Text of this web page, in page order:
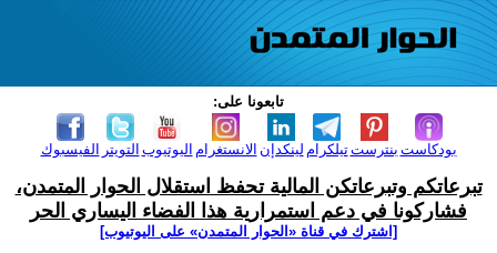
تابعونا على:
الفيسبوك التويتر اليوتيوب الانستغرام لينكدإن تيلكرامبنترست بودكاست
تبرعاتكم وتبرعاتكن المالية تحفظ استقلال الحوار المتمدن،
فشاركونا في دعم استمرارية هذا الفضاء اليساري الحر
[اشترك في قناة ‫«الحوار المتمدن» على اليوتيوب]